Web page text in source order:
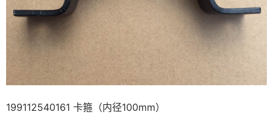
199112540161 卡箍（内径100mm）